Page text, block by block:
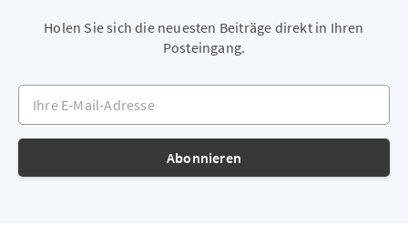
Holen Sie sich die neuesten Beiträge direkt in Ihren
Posteingang.
Ihre E-Mail-Adresse
Abonnieren